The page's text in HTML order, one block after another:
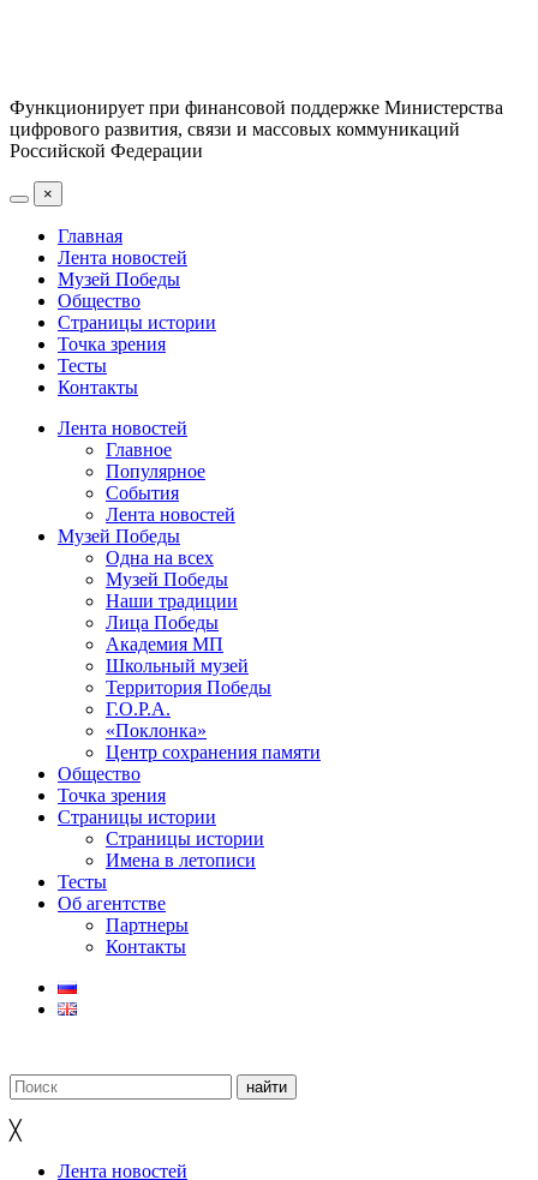
Функционирует при финансовой поддержке Министерства
цифрового развития, связи и массовых коммуникаций
Российской Федерации
×
Главная
Лента новостей
Музей Победы
Общество
Страницы истории
Точка зрения
Тесты
Контакты
Лента новостей
Главное
Популярное
События
Лента новостей
Музей Победы
Одна на всех
Музей Победы
Наши традиции
Лица Победы
Академия МП
Школьный музей
Территория Победы
Г.О.Р.А.
«Поклонка»
Центр сохранения памяти
Общество
Точка зрения
Страницы истории
Страницы истории
Имена в летописи
Тесты
Об агентстве
Партнеры
Контакты
╳
Лента новостей